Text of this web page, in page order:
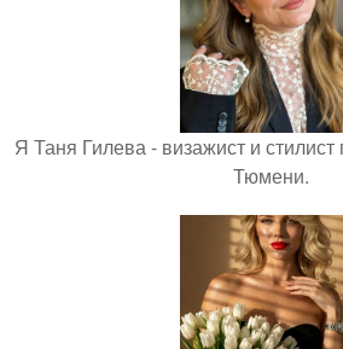
Я Таня Гилева - визажист и
Тюмени.